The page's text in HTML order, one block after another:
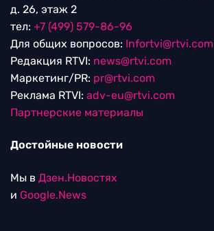
д. 26, этаж 2
тел: +7 (499) 579-86-96
Для общих вопросов: Infortvi@rtvi.com
Редакция RTVI: news@rtvi.com
Маркетинг/PR: pr@rtvi.com
Реклама RTVI: adv-eu@rtvi.com
Партнерские материалы
Достойные новости
Мы в Дзен.Новостях
и Google.News